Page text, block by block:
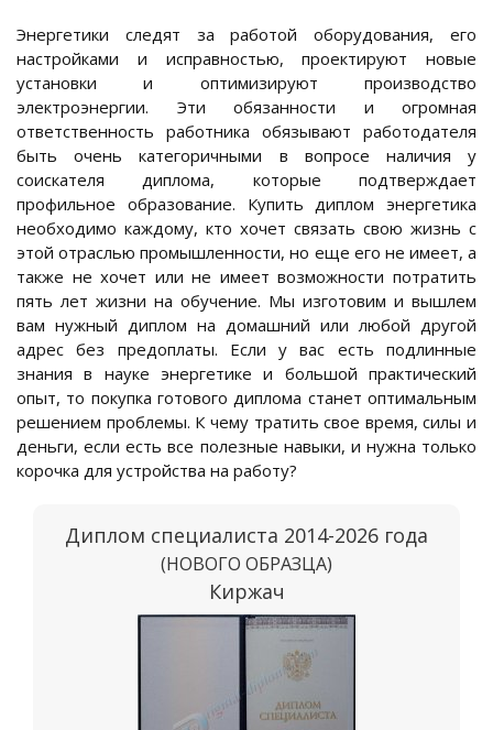
Энергетики следят за работой оборудования, его
настройками и исправностью, проектируют новые
установки и оптимизируют производство
электроэнергии. Эти обязанности и огромная
ответственность работника обязывают работодателя
быть очень категоричными в вопросе наличия у
соискателя диплома, которые подтверждает
профильное образование. Купить диплом энергетика
необходимо каждому, кто хочет связать свою жизнь с
этой отраслью промышленности, но еще его не имеет, а
также не хочет или не имеет возможности потратить
пять лет жизни на обучение. Мы изготовим и вышлем
вам нужный диплом на домашний или любой другой
адрес без предоплаты. Если у вас есть подлинные
знания в науке энергетике и большой практический
опыт, то покупка готового диплома станет оптимальным
решением проблемы. К чему тратить свое время, силы и
деньги, если есть все полезные навыки, и нужна только
корочка для устройства на работу?
Диплом специалиста 2014-2026 года
(НОВОГО ОБРАЗЦА)
Киржач